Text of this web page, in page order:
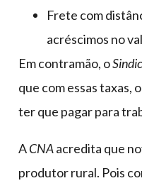
Frete com
acréscimos no
Em contramão, o
que com essas taxas,
ter que pagar para
ACNAacredita que
produtor rural. Pois